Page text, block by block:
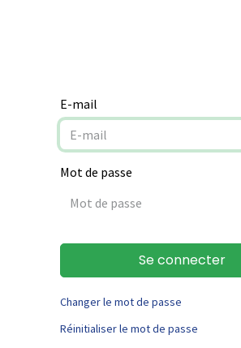
E-mail
Mot de passe
Se connecter
Changer le mot de passe
Réinitialiser le mot de passe